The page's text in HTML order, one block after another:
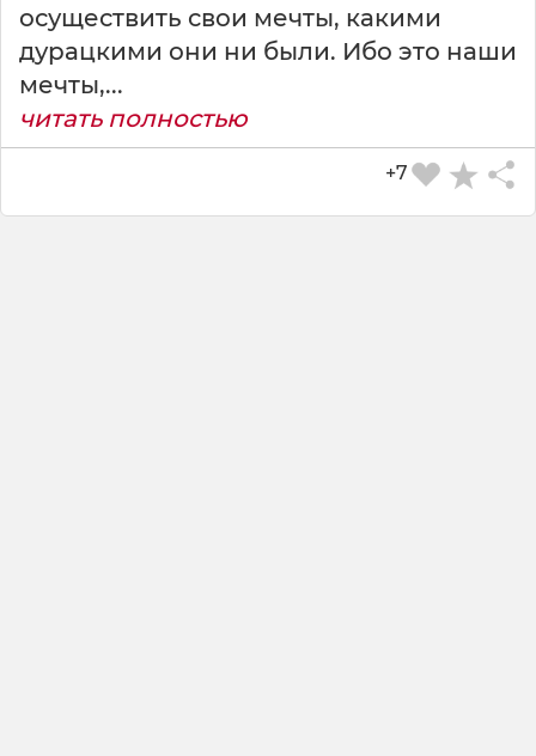
осуществить свои мечты, какими
дурацкими они ни были. Ибо это наши
мечты,...
читать полностью
+7